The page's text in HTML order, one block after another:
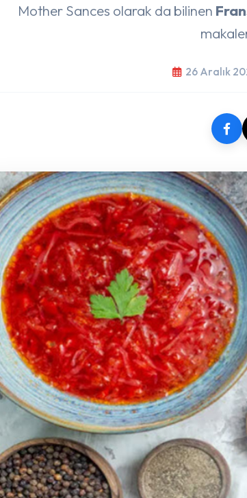
Mother Sances olarak da bilinen
26 Aralık